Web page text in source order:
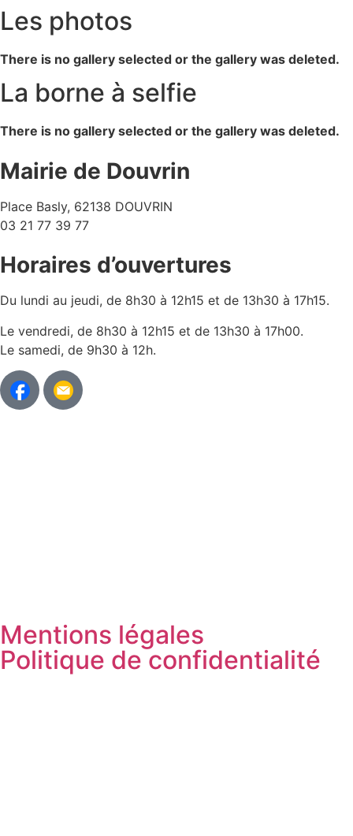
Les photos
There is no gallery selected or the gallery was deleted.
La borne à selfie
There is no gallery selected or the gallery was deleted.
Mairie de Douvrin
Place Basly, 62138 DOUVRIN
03 21 77 39 77
Horaires d’ouvertures
Du lundi au jeudi, de 8h30 à 12h15 et de 13h30 à 17h15.
Le vendredi, de 8h30 à 12h15 et de 13h30 à 17h00.
Le samedi, de 9h30 à 12h.
Mentions légales
Politique de confidentialité